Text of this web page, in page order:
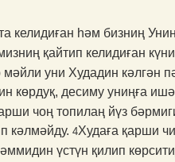
һәм бизниң
қайтип келидиған
уни Худадин кәлгән
көрдуқ, десиму униңға
чоң топилаң йүз
кәлмәйду. 4Худаға қарши
үстүн қилип